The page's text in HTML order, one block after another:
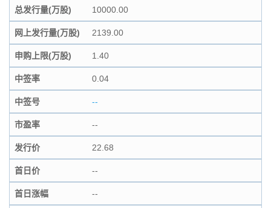
总发行量(万股) 10000.00
网上发行量(万股) 2139.00
申购上限(万股) 1.40
中签率 0.04
中签号 --
市盈率 --
发行价 22.68
首日价 --
首日涨幅 --